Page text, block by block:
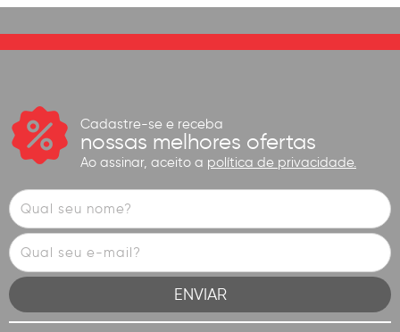
Cadastre-se e receba
nossas melhores ofertas
Ao assinar, aceito a política de privacidade.